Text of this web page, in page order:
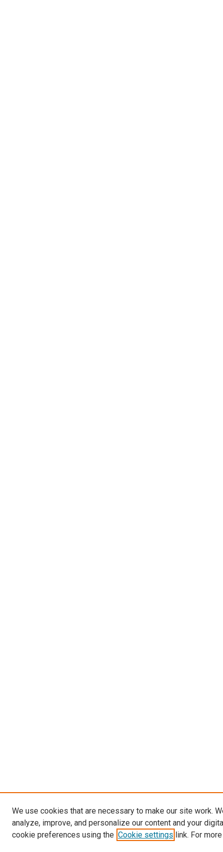
We use cookies that are necessary to make our site work.
analyze, improve, and personalize our content and your
cookie preferences using the Cookie settings link. For